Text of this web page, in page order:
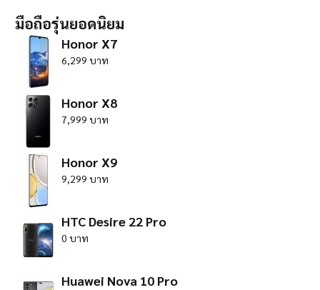
มือถือรุ่นยอดนิยม
Honor X7
6,299 บาท
Honor X8
7,999 บาท
Honor X9
9,299 บาท
HTC Desire 22 Pro
0 บาท
Huawei Nova 10 Pro